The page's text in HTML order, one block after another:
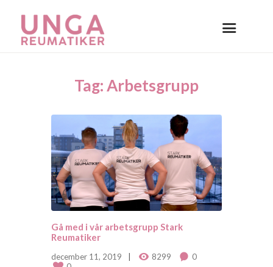
Tag: Arbetsgrupp
Gå med i vår arbetsgrupp Stark
Reumatiker
december 11, 2019 8299
0